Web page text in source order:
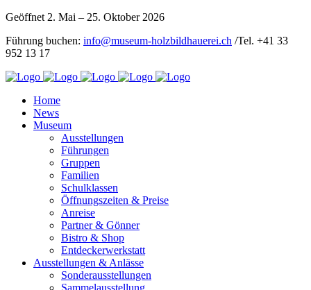
Geöffnet 2. Mai – 25. Oktober 2026
Führung buchen: info@museum-holzbildhauerei.ch /Tel. +41 33
952 13 17
Home
News
Museum
Ausstellungen
Führungen
Gruppen
Familien
Schulklassen
Öffnungszeiten & Preise
Anreise
Partner & Gönner
Bistro & Shop
Entdeckerwerkstatt
Ausstellungen & Anlässe
Sonderausstellungen
Sammelausstellung